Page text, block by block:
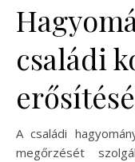
családi
A családi
megőrzését